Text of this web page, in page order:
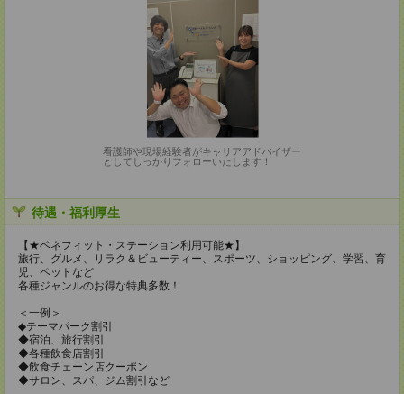
看護師や現場経験者がキャリアアドバイザー
としてしっかりフォローいたします！
待遇・福利厚生
【★ベネフィット・ステーション利用可能★】
旅行、グルメ、リラク＆ビューティー、スポーツ、ショッピング、学習、育
児、ペットなど
各種ジャンルのお得な特典多数！
＜一例＞
◆テーマパーク割引
◆宿泊、旅行割引
◆各種飲食店割引
◆飲食チェーン店クーポン
◆サロン、スパ、ジム割引など